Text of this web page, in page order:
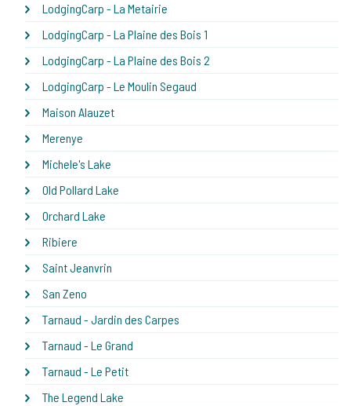
LodgingCarp - La Metairie
LodgingCarp - La Plaine des Bois 1
LodgingCarp - La Plaine des Bois 2
LodgingCarp - Le Moulin Segaud
Maison Alauzet
Merenye
Michele's Lake
Old Pollard Lake
Orchard Lake
Ribiere
Saint Jeanvrin
San Zeno
Tarnaud - Jardin des Carpes
Tarnaud - Le Grand
Tarnaud - Le Petit
The Legend Lake